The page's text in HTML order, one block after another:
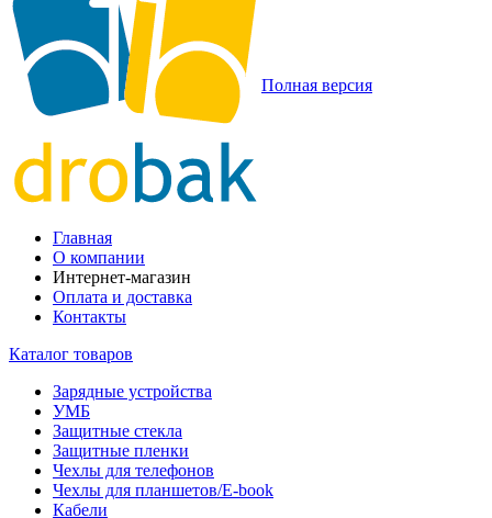
Полная версия
Главная
О компании
Интернет-магазин
Оплата и доставка
Контакты
Каталог товаров
Зарядные устройства
УМБ
Защитные стекла
Защитные пленки
Чехлы для телефонов
Чехлы для планшетов/E-book
Кабели